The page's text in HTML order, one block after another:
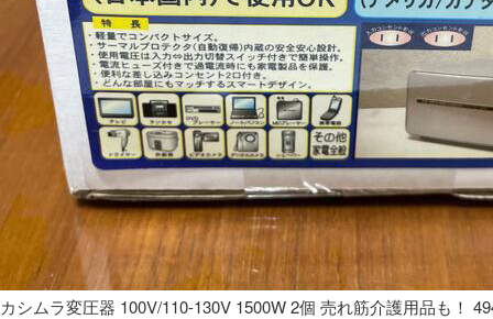
カシムラ変圧器 100V/110-130V 1500W 2個 売れ筋介護用品も！